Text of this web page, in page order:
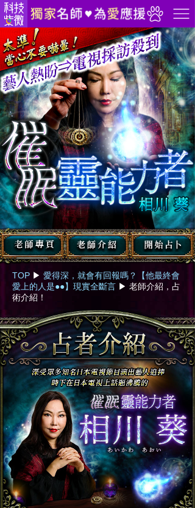
TOP ▶︎ 愛得深，就會有回報嗎？【他最終會
愛上的人是●●】現實全斷言 ▶︎ 老師介紹，占
術介紹！